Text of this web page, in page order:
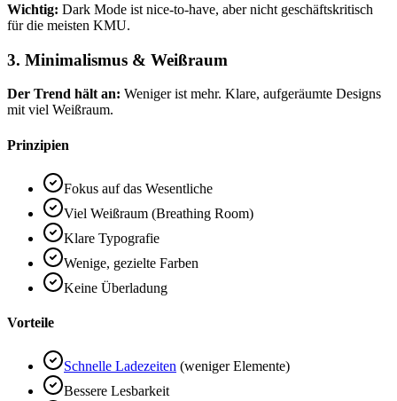
Wichtig: Dark Mode ist nice-to-have, aber nicht geschäftskritisch
für die meisten KMU.
3. Minimalismus & Weißraum
Der Trend hält an: Weniger ist mehr. Klare, aufgeräumte Designs
mit viel Weißraum.
Prinzipien
Fokus auf das Wesentliche
Viel Weißraum (Breathing Room)
Klare Typografie
Wenige, gezielte Farben
Keine Überladung
Vorteile
Schnelle Ladezeiten (weniger Elemente)
Bessere Lesbarkeit